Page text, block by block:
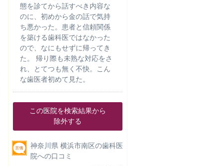
態を診てから話すべき内容な
のに、初めから金の話で気持
ち悪かった。患者と信頼関係
を築ける歯科医ではなかった
ので、なにもせずに帰ってき
た。 帰り際も未熟な対応をさ
れ、とてつも無く不快。こん
な歯医者初めて見た。
この医院を検索結果から
除外する
神奈川県 横浜市南区の歯科医
院への口コミ